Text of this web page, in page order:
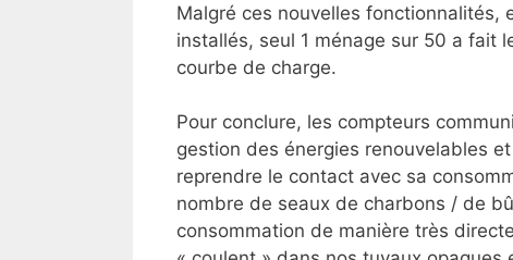
Malgré ces nouvelles fonctionnalités,
installés, seul 1 ménage sur 50 a fait
courbe de charge.
Pour conclure, les compteurs
gestion des énergies renouvelables
reprendre le contact avec sa
nombre de seaux de charbons / de
consommation de manière très